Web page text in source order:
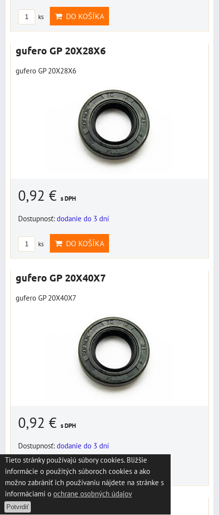
ks DO KOŠÍKA
gufero GP 20X28X6
gufero GP 20X28X6
0,92 € s DPH
Dostupnosť: dodanie do 3 dní
ks DO KOŠÍKA
gufero GP 20X40X7
gufero GP 20X40X7
0,92 € s DPH
Dostupnosť: dodanie do 3 dní
ks DO KOŠÍKA
gufero GP 22X40X10
Tieto stránky používajú súbory cookies. Bližšie
informácie o použitých súboroch cookies a ako
možno zabrániť ich používaniu nájdete na stránke s
informáciami o ochrane osobných údajov
Potvrdiť